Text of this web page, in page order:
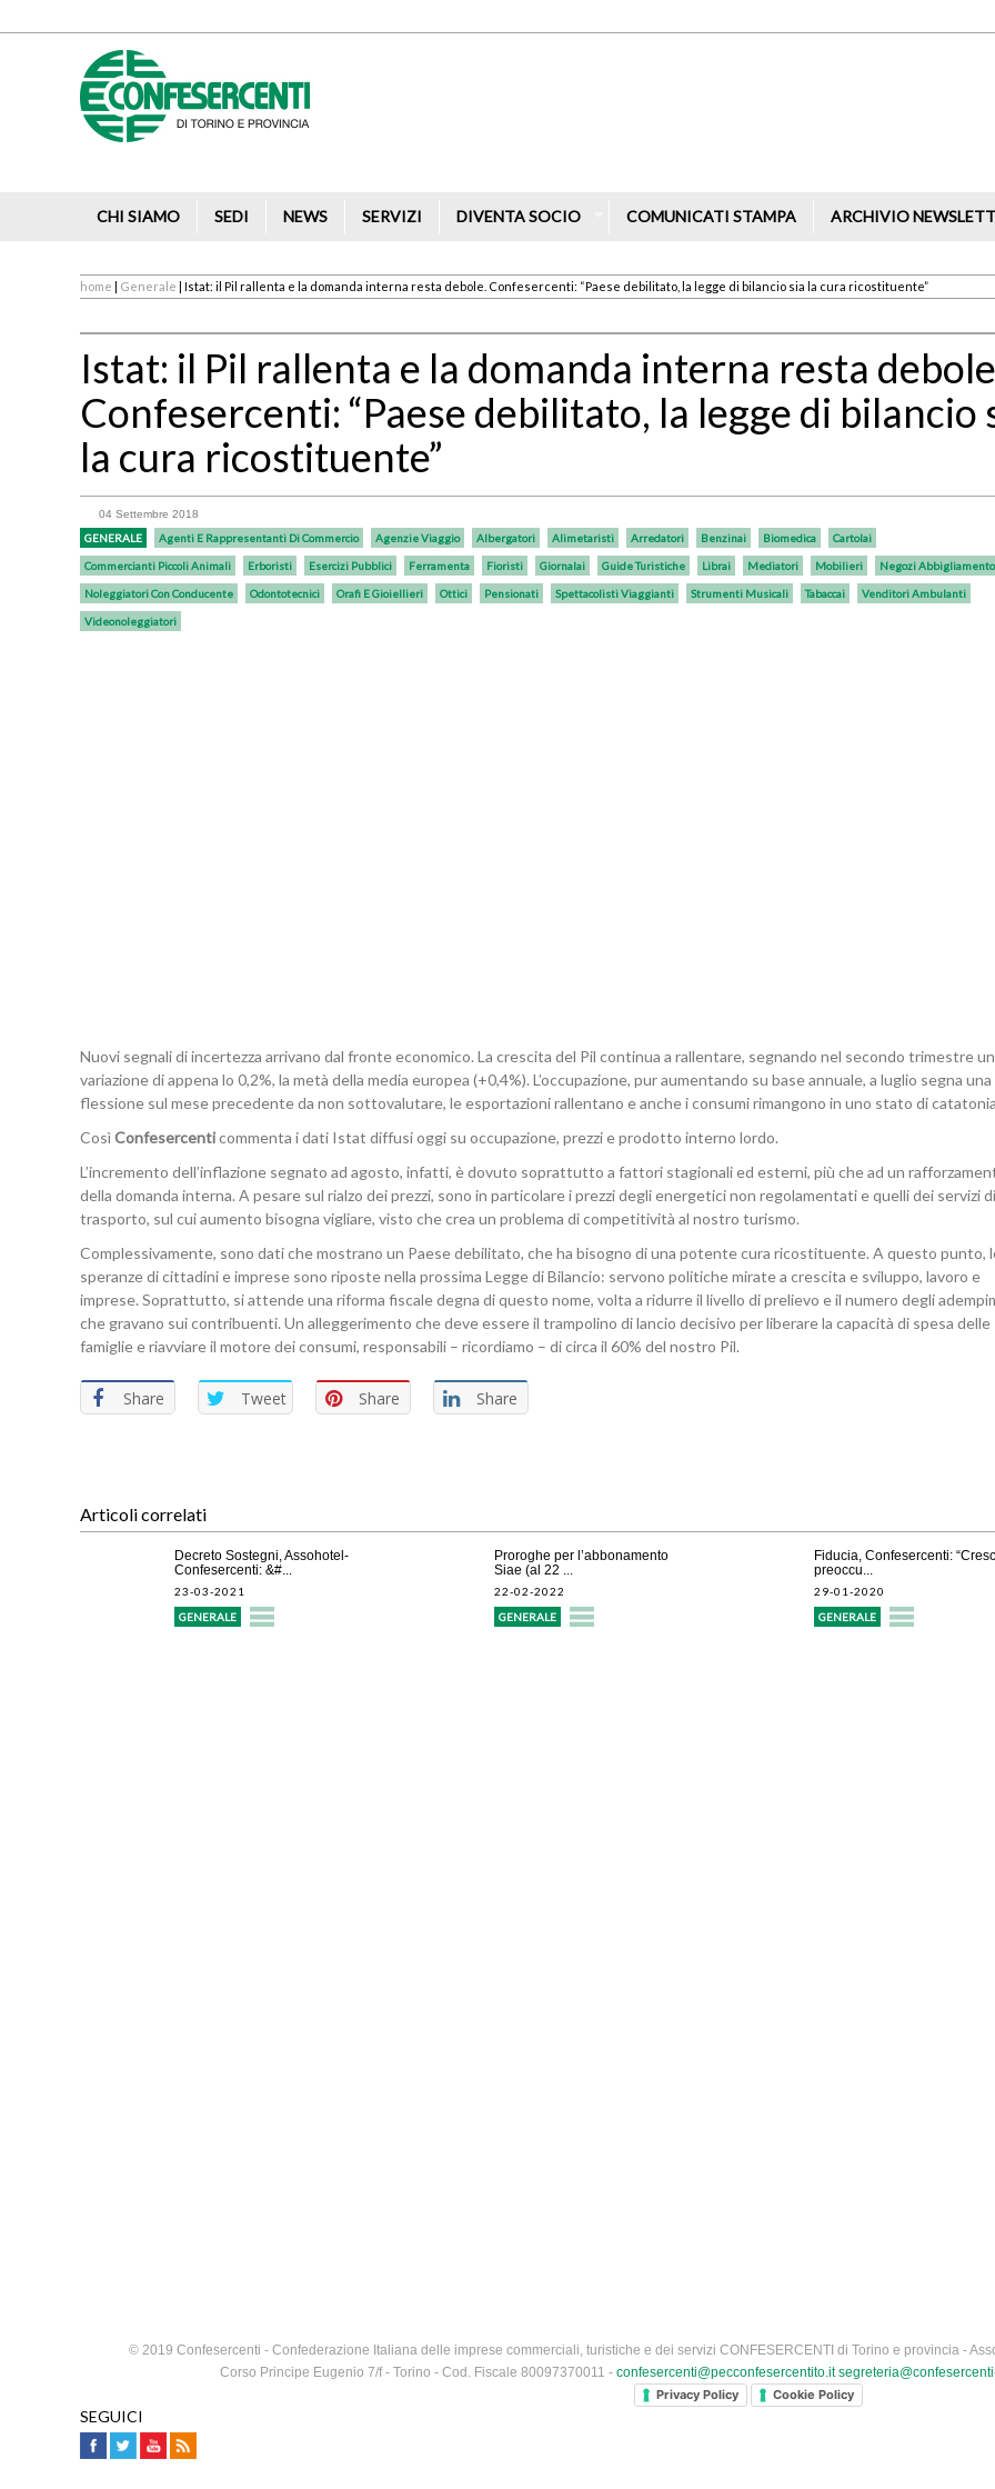
CHI SIAMO SEDI NEWS SERVIZI DIVENTA SOCIO COMUNICATI STAMPA ARCHIVIO
home | Generale | Istat: il Pil rallenta e la domanda interna resta debole. Confesercenti: “Paese debilitato, la legge di bilancio sia la cura ricostituente”
Istat: il Pil rallenta e la domanda interna resta
Confesercenti: “Paese debilitato, la legge di bilancio
la cura ricostituente”
04 Settembre 2018
GENERALE Agenti E Rappresentanti Di Commercio Agenzie Viaggio Albergatori Alimetaristi Arredatori Benzinai Biomedica Cartolai
Commercianti Piccoli Animali Erboristi Esercizi Pubblici Ferramenta Fioristi Giornalai Guide Turistiche Librai Mediatori Mobilieri Negozi Abbigliamento
Noleggiatori Con Conducente Odontotecnici Orafi E Gioiellieri Ottici Pensionati Spettacolisti Viaggianti Strumenti Musicali Tabaccai Venditori Ambulanti
Videonoleggiatori
Nuovi segnali di incertezza arrivano dal fronte economico. La crescita del Pil continua a rallentare, segnando nel secondo trimestre
variazione di appena lo 0,2%, la metà della media europea (+0,4%). L’occupazione, pur aumentando su base annuale, a luglio segna una
flessione sul mese precedente da non sottovalutare, le esportazioni rallentano e anche i consumi rimangono in uno stato di
Così Confesercenticommenta i dati Istat diffusi oggi su occupazione, prezzi e prodotto interno lordo.
L’incremento dell’inflazione segnato ad agosto, infatti, è dovuto soprattutto a fattori stagionali ed esterni, più che ad un
della domanda interna. A pesare sul rialzo dei prezzi, sono in particolare i prezzi degli energetici non regolamentati e quelli dei servizi di
trasporto, sul cui aumento bisogna vigliare, visto che crea un problema di competitività al nostro turismo.
Complessivamente, sono dati che mostrano un Paese debilitato, che ha bisogno di una potente cura ricostituente. A questo punto,
speranze di cittadini e imprese sono riposte nella prossima Legge di Bilancio: servono politiche mirate a crescita e sviluppo, lavoro e
imprese. Soprattutto, si attende una riforma fiscale degna di questo nome, volta a ridurre il livello di prelievo e il numero degli
che gravano sui contribuenti. Un alleggerimento che deve essere il trampolino di lancio decisivo per liberare la capacità di spesa delle
famiglie e riavviare il motore dei consumi, responsabili – ricordiamo – di circa il 60% del nostro Pil.
Share Tweet Share Share
Articoli correlati
Decreto Sostegni, Assohotel-
Confesercenti: &#...
23-03-2021
GENERALE
Proroghe per l’abbonamento
Siae (al 22 ...
22-02-2022
GENERALE
Fiducia, Confesercenti:
preoccu...
29-01-2020
GENERALE
© 2019 Confesercenti - Confederazione Italiana delle imprese commerciali, turistiche e dei servizi CONFESERCENTI di Torino e provincia -
Corso Principe Eugenio 7/f - Torino - Cod. Fiscale 80097370011 - confesercenti@pecconfesercentito.it
Privacy Policy
Cookie Policy
SEGUICI